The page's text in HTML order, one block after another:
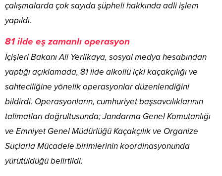
çalışmalarda çok sayıda şüpheli hakkında adli işlem
yapıldı.
81 ilde eş zamanlı operasyon
İçişleri Bakanı Ali Yerlikaya, sosyal medya hesabından
yaptığı açıklamada, 81 ilde alkollü içki kaçakçılığı ve
sahteciliğine yönelik operasyonlar düzenlendiğini
bildirdi. Operasyonların, cumhuriyet başsavcılıklarının
talimatları doğrultusunda; Jandarma Genel Komutanlığı
ve Emniyet Genel Müdürlüğü Kaçakçılık ve Organize
Suçlarla Mücadele birimlerinin koordinasyonunda
yürütüldüğü belirtildi.